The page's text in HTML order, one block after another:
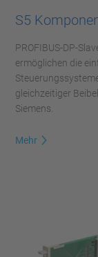
S5
PROFIBUS-DP-
ermöglichen die
gleichzeitiger
Siemens.
Mehr